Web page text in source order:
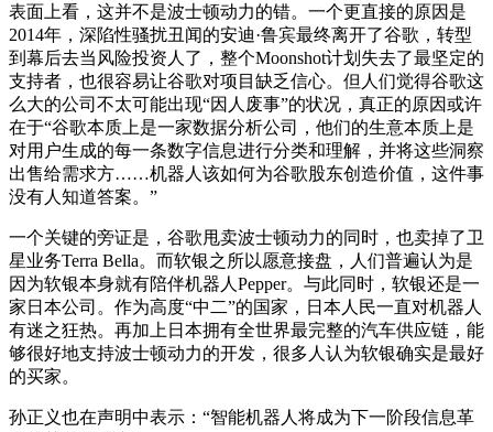
表面上看，这并不是波士顿动力的错。一个更直接的原因是
2014年，深陷性骚扰丑闻的安迪·鲁宾最终离开了谷歌，转型
到幕后去当风险投资人了，整个Moonshot计划失去了最坚定的
支持者，也很容易让谷歌对项目缺乏信心。但人们觉得谷歌这
么大的公司不太可能出现“因人废事”的状况，真正的原因或许
在于“谷歌本质上是一家数据分析公司，他们的生意本质上是
对用户生成的每一条数字信息进行分类和理解，并将这些洞察
出售给需求方……机器人该如何为谷歌股东创造价值，这件事
没有人知道答案。”
一个关键的旁证是，谷歌甩卖波士顿动力的同时，也卖掉了卫
星业务Terra Bella。而软银之所以愿意接盘，人们普遍认为是
因为软银本身就有陪伴机器人Pepper。与此同时，软银还是一
家日本公司。作为高度“中二”的国家，日本人民一直对机器人
有迷之狂热。再加上日本拥有全世界最完整的汽车供应链，能
够很好地支持波士顿动力的开发，很多人认为软银确实是最好
的买家。
孙正义也在声明中表示：“智能机器人将成为下一阶段信息革